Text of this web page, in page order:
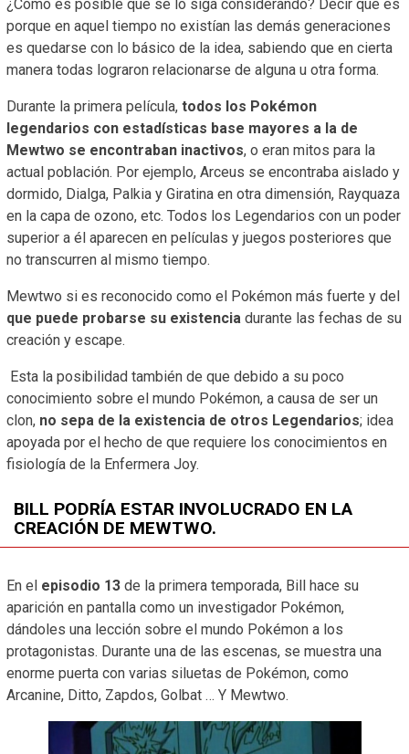
¿Cómo es posible que se lo siga considerando? Decir que es
porque en aquel tiempo no existían las demás generaciones
es quedarse con lo básico de la idea, sabiendo que en cierta
manera todas lograron relacionarse de alguna u otra forma.
Durante la primera película, todos los Pokémon
legendarios con estadísticas base mayores a la de
Mewtwo se encontraban inactivos, o eran mitos para la
actual población. Por ejemplo, Arceus se encontraba aislado y
dormido, Dialga, Palkia y Giratina en otra dimensión, Rayquaza
en la capa de ozono, etc. Todos los Legendarios con un poder
superior a él aparecen en películas y juegos posteriores que
no transcurren al mismo tiempo.
Mewtwo si es reconocido como el Pokémon más fuerte y del
que puede probarse su existencia durante las fechas de su
creación y escape.
Esta la posibilidad también de que debido a su poco
conocimiento sobre el mundo Pokémon, a causa de ser un
clon, no sepa de la existencia de otros Legendarios; idea
apoyada por el hecho de que requiere los conocimientos en
fisiología de la Enfermera Joy.
BILL PODRÍA ESTAR INVOLUCRADO EN LA
CREACIÓN DE MEWTWO.
En el episodio 13 de la primera temporada, Bill hace su
aparición en pantalla como un investigador Pokémon,
dándoles una lección sobre el mundo Pokémon a los
protagonistas. Durante una de las escenas, se muestra una
enorme puerta con varias siluetas de Pokémon, como
Arcanine, Ditto, Zapdos, Golbat … Y Mewtwo.